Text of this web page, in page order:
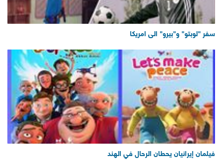
فيلمان إيرانيان يحطان الرحال في الهند
سفر "لوبتو" و"بيرو" الى امريكا